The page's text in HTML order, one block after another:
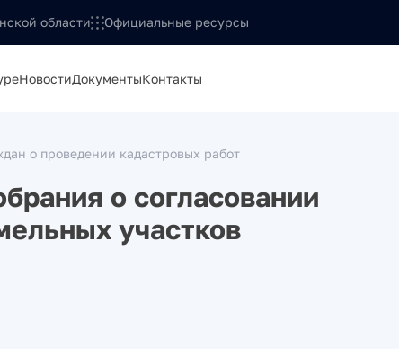
области Официальные ресурсы
НовостиДокументыКонтакты
о проведении кадастровых работ
о согласовании
участков